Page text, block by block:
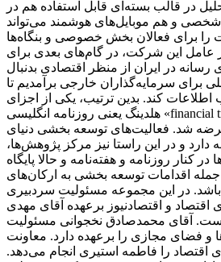
در قالب بسته‌ای قابل استفاده هم در
شخصی و هم موبایل‌های هوشمند می‌تواند
را برای فعالان بخش خصوصی و بنگاه‌ها
عامل این شرکت، در گام‌های بعدی برای
در ایران از منظر اقتصادی بدنبال
برای سرمایه‌گذاران خارجی برآمدیم تا
اطلاعات کند. بدین ترتیب، یکی از اجزای
هلدینگ یعنی روزنامه انگلیسی «financial tribion» را به فعالان
عرضه شد. فعالیت‌های توسعه بخشی دنیای
دارد و در این راستا نیز مرکز پژوهش‌ها،
کنار روزنامه و هفته‌نامه و حالا پایگاه
جمله اقدامات توسعه بخشی به ارکان‌های
در این مجموعه مسئولیت سردبیری
و اقتصادنیوز برعهده آقای مهدی
آقای محمدصادق نخجوانی مسئولیت
فضای مجازی را برعهده دارد. معاونت
اقتصاد را فاطمه استیری انجام می‌دهد.